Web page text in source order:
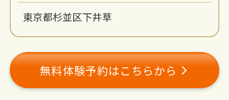
東京都杉並区下井草
無料体験予約はこちらから